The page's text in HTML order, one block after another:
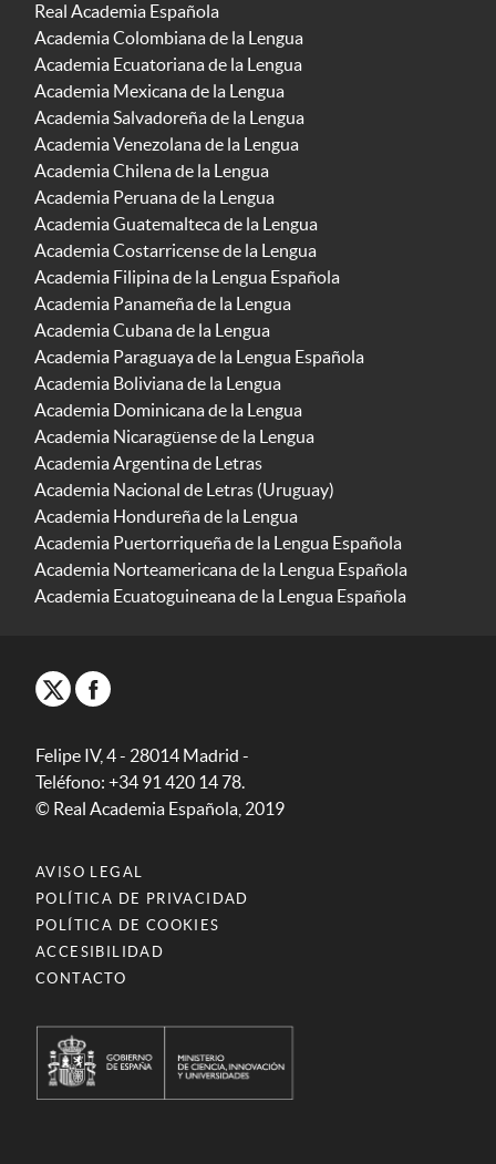
Real Academia Española
Academia Colombiana de la Lengua
Academia Ecuatoriana de la Lengua
Academia Mexicana de la Lengua
Academia Salvadoreña de la Lengua
Academia Venezolana de la Lengua
Academia Chilena de la Lengua
Academia Peruana de la Lengua
Academia Guatemalteca de la Lengua
Academia Costarricense de la Lengua
Academia Filipina de la Lengua Española
Academia Panameña de la Lengua
Academia Cubana de la Lengua
Academia Paraguaya de la Lengua Española
Academia Boliviana de la Lengua
Academia Dominicana de la Lengua
Academia Nicaragüense de la Lengua
Academia Argentina de Letras
Academia Nacional de Letras (Uruguay)
Academia Hondureña de la Lengua
Academia Puertorriqueña de la Lengua Española
Academia Norteamericana de la Lengua Española
Academia Ecuatoguineana de la Lengua Española
Felipe IV, 4 - 28014 Madrid -
Teléfono: +34 91 420 14 78.
© Real Academia Española, 2019
AVISO LEGAL
POLÍTICA DE PRIVACIDAD
POLÍTICA DE COOKIES
ACCESIBILIDAD
CONTACTO